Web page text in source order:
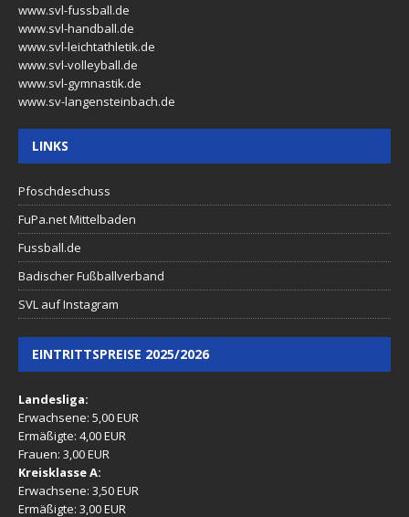
www.svl-fussball.de
www.svl-handball.de
www.svl-leichtathletik.de
www.svl-volleyball.de
www.svl-gymnastik.de
www.sv-langensteinbach.de
LINKS
Pfoschdeschuss
FuPa.net Mittelbaden
Fussball.de
Badischer Fußballverband
SVL auf Instagram
EINTRITTSPREISE 2025/2026
Landesliga:
Erwachsene: 5,00 EUR
Ermäßigte: 4,00 EUR
Frauen: 3,00 EUR
Kreisklasse A:
Erwachsene: 3,50 EUR
Ermäßigte: 3,00 EUR